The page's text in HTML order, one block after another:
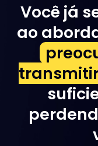
Você já
ao